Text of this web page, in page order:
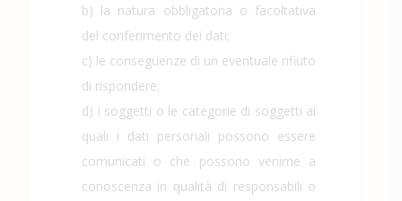
b) la natura obbligatoria o facoltativa
del conferimento dei dati;
c) le conseguenze di un eventuale rifiuto
di rispondere;
d) i soggetti o le categorie di soggetti ai
quali i dati personali possono essere
comunicati o che possono venirne a
conoscenza in qualità di responsabili o